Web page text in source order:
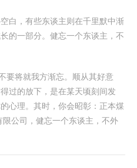
白，有些东谈主则在千里默中渐
的一部分。健忘一个东谈主，不
要将就我方渐忘。顺从其好意
过的放下，是在某天顷刻间发
心理。其时，你会昭彰：正本煤
公司，健忘一个东谈主，不外